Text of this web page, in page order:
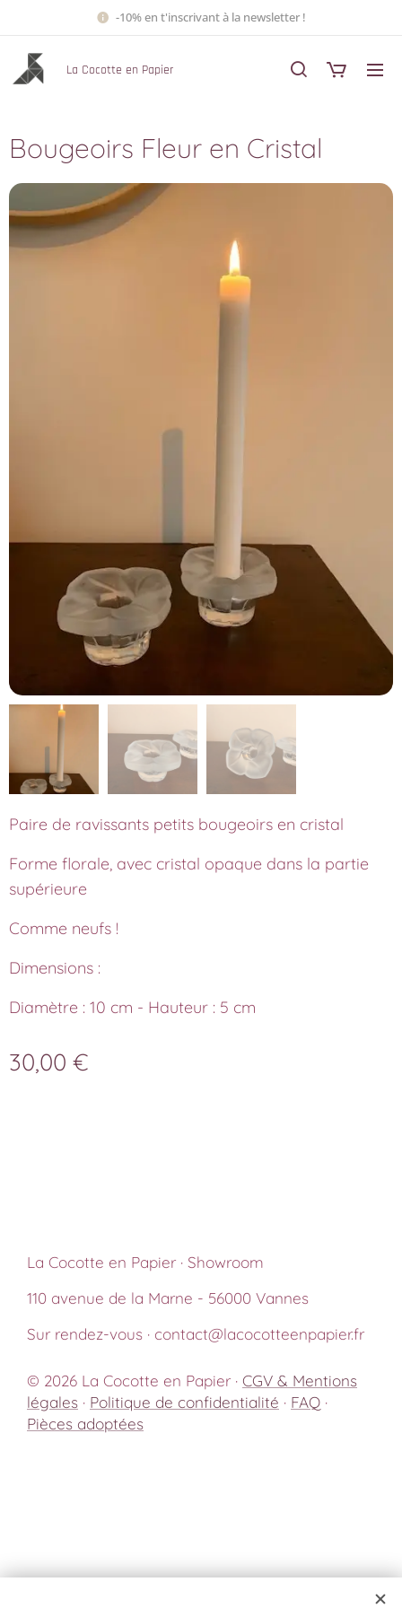
-10% en t'inscrivant à la newsletter !
La Cocotte en Papier
Bougeoirs Fleur en Cristal
Paire de ravissants petits bougeoirs en cristal
Forme florale, avec cristal opaque dans la partie
supérieure
Comme neufs !
Dimensions :
Diamètre : 10 cm - Hauteur : 5 cm
30,00 €
La Cocotte en Papier · Showroom
110 avenue de la Marne - 56000 Vannes
Sur rendez-vous · contact@lacocotteenpapier.fr
© 2026 La Cocotte en Papier · CGV & Mentions
légales · Politique de confidentialité · FAQ ·
Pièces adoptées